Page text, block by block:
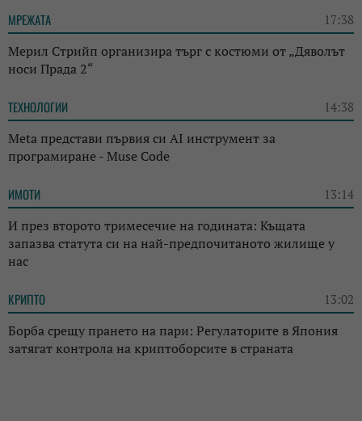
МРЕЖАТА 17:38
Мерил Стрийп организира търг с костюми от „Дяволът
носи Прада 2“
ТЕХНОЛОГИИ 14:38
Meta представи първия си AI инструмент за
програмиране - Muse Code
ИМОТИ 13:14
И през второто тримесечие на годината: Къщата
запазва статута си на най-предпочитаното жилище у
нас
КРИПТО 13:02
Борба срещу прането на пари: Регулаторите в Япония
затягат контрола на криптоборсите в страната